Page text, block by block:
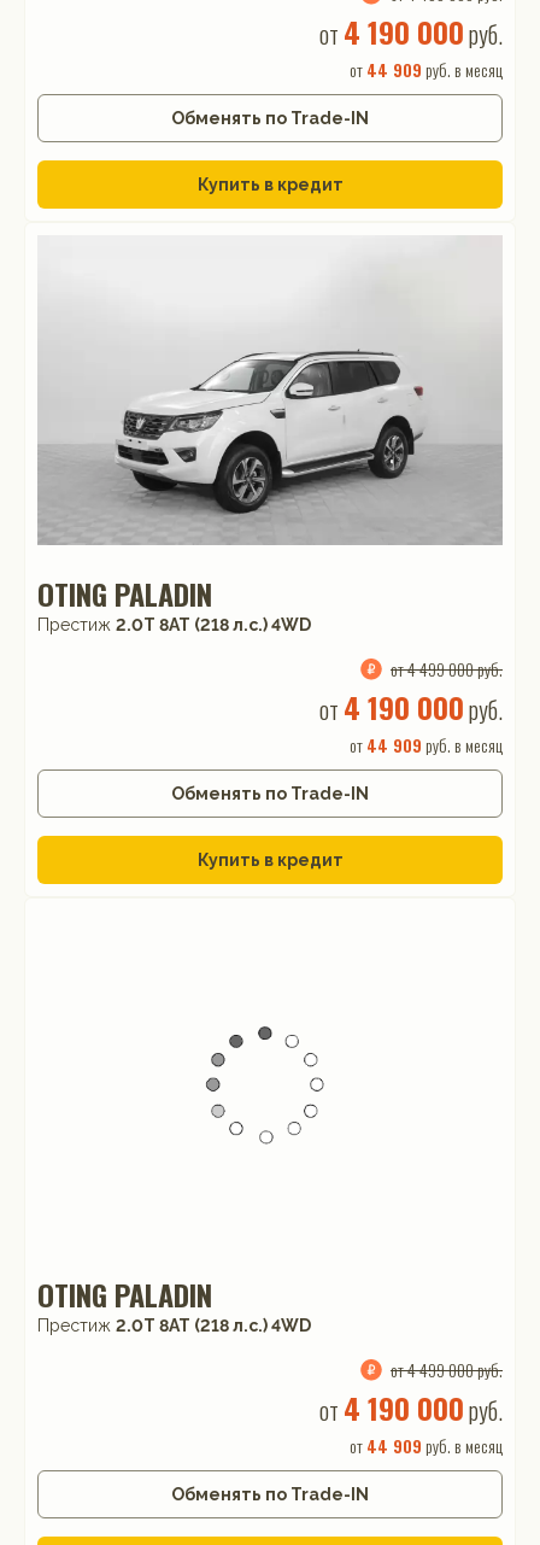
от 4 190 000руб.
от44 909 руб. в месяц
Обменять по Trade-IN
Купить в кредит
OTING PALADIN
Престиж 2.0T 8AT (218 л.с.) 4WD
от 4 499 000 руб.
от 4 190 000руб.
от44 909 руб. в месяц
Обменять по Trade-IN
Купить в кредит
OTING PALADIN
Престиж 2.0T 8AT (218 л.с.) 4WD
от 4 499 000 руб.
от 4 190 000руб.
от44 909 руб. в месяц
Обменять по Trade-IN